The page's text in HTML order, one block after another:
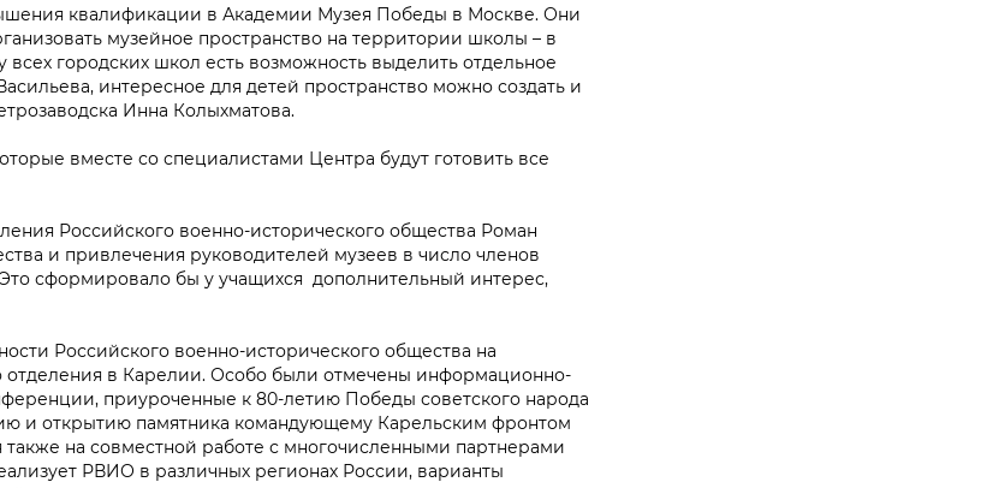
квалификации в Академии Музея Победы в Москве. Они
музейное пространство на территории школы – в
городских школ есть возможность выделить отдельное
интересное для детей пространство можно создать и
Инна Колыхматова.
вместе со специалистами Центра будут готовить все
Российского военно-исторического общества Роман
и привлечения руководителей музеев в число членов
сформировало бы у учащихся дополнительный интерес,
Российского военно-исторического общества на
отделения в Карелии. Особо были отмечены информационно-
приуроченные к 80-летию Победы советского народа
и открытию памятника командующему Карельским фронтом
на совместной работе с многочисленными партнерами
РВИО в различных регионах России, варианты